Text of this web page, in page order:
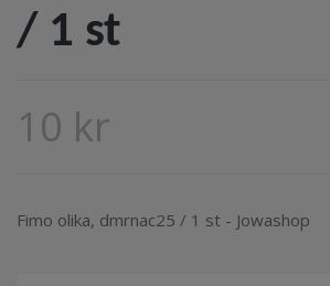
/ 1 st
10 kr
Fimo olika, dmrnac25 / 1 st - Jowashop